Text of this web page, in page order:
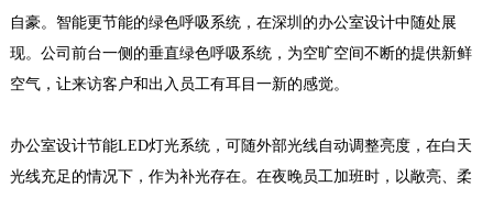
自豪。智能更节能的绿色呼吸系统，在深圳的办公室设计中随处展
现。公司前台一侧的垂直绿色呼吸系统，为空旷空间不断的提供新鲜
空气，让来访客户和出入员工有耳目一新的感觉。
办公室设计节能LED灯光系统，可随外部光线自动调整亮度，在白天
光线充足的情况下，作为补光存在。在夜晚员工加班时，以敞亮、柔